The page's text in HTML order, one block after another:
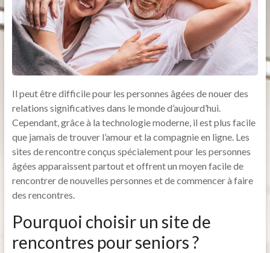
Il peut être difficile pour les personnes âgées de nouer des
relations significatives dans le monde d’aujourd’hui.
Cependant, grâce à la technologie moderne, il est plus facile
que jamais de trouver l’amour et la compagnie en ligne. Les
sites de rencontre conçus spécialement pour les personnes
âgées apparaissent partout et offrent un moyen facile de
rencontrer de nouvelles personnes et de commencer à faire
des rencontres.
Pourquoi choisir un site de
rencontres pour seniors ?